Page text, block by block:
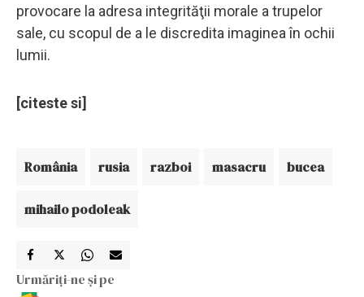
provocare la adresa integrităţii morale a trupelor
sale, cu scopul de a le discredita imaginea în ochii
lumii.
[citeste si]
România rusia razboi masacru bucea
mihailo podoleak
Urmăriți-ne și pe